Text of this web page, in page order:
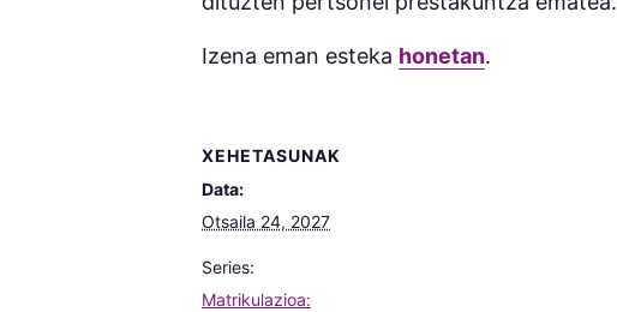
Izena eman esteka honetan.
XEHETASUNAK
Data:
Otsaila 24, 2027
Series:
Matrikulazioa: